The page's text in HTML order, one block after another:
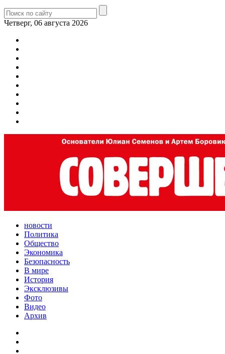
Четверг, 06 августа 2026
новости
Политика
Общество
Экономика
Безопасность
В мире
История
Эксклюзивы
Фото
Видео
Архив